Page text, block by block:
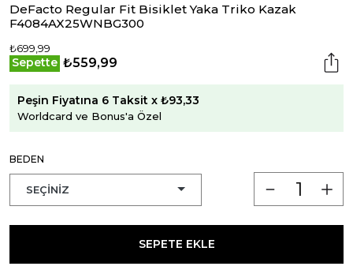
DeFacto Regular Fit Bisiklet Yaka Triko Kazak
F4084AX25WNBG300
₺699,99
Sepette ₺559,99
Peşin Fiyatına 6 Taksit x ₺93,33
Worldcard ve Bonus'a Özel
BEDEN
SEPETE EKLE